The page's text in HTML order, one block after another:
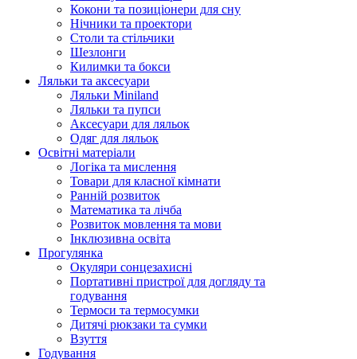
Кокони та позиціонери для сну
Нічники та проектори
Столи та стільчики
Шезлонги
Килимки та бокси
Ляльки та аксесуари
Ляльки Miniland
Ляльки та пупси
Аксесуари для ляльок
Одяг для ляльок
Освітні матеріали
Логіка та мислення
Товари для класної кімнати
Ранній розвиток
Математика та лічба
Розвиток мовлення та мови
Інклюзивна освіта
Прогулянка
Окуляри сонцезахисні
Портативні пристрої для догляду та
годування
Термоси та термосумки
Дитячі рюкзаки та сумки
Взуття
Годування